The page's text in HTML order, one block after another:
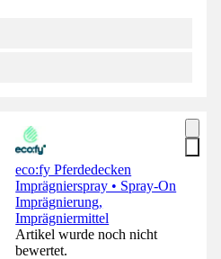
eco:fy Pferdedecken
Imprägnierspray • Spray-On
Imprägnierung,
Imprägniermittel
Artikel wurde noch nicht
bewertet.